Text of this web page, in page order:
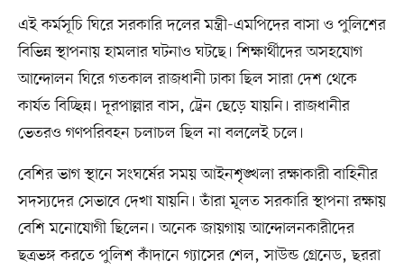
এই কর্মসূচি ঘিরে সরকারি দলের মন্ত্রী-এমপিদের বাসা ও পুলিশের
বিভিন্ন স্থাপনায় হামলার ঘটনাও ঘটছে। শিক্ষার্থীদের অসহযোগ
আন্দোলন ঘিরে গতকাল রাজধানী ঢাকা ছিল সারা দেশ থেকে
কার্যত বিচ্ছিন্ন। দূরপাল্লার বাস, ট্রেন ছেড়ে যায়নি। রাজধানীর
ভেতরও গণপরিবহন চলাচল ছিল না বললেই চলে।
বেশির ভাগ স্থানে সংঘর্ষের সময় আইনশৃঙ্খলা রক্ষাকারী বাহিনীর
সদস্যদের সেভাবে দেখা যায়নি। তাঁরা মূলত সরকারি স্থাপনা রক্ষায়
বেশি মনোযোগী ছিলেন। অনেক জায়গায় আন্দোলনকারীদের
ছত্রভঙ্গ করতে পুলিশ কাঁদানে গ্যাসের শেল, সাউন্ড গ্রেনেড, ছররা